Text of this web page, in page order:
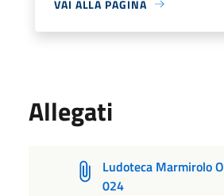
VAI ALLA PAGINA
Allegati
Ludoteca Marmirolo
024